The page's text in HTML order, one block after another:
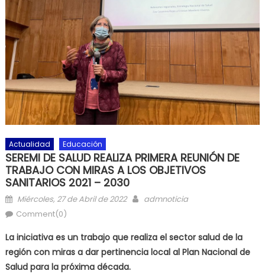
Actualidad Educación
SEREMI DE SALUD REALIZA PRIMERA REUNIÓN DE
TRABAJO CON MIRAS A LOS OBJETIVOS
SANITARIOS 2021 – 2030
Posted on
Miércoles, 27 de Abril de 2022 Author
admnoticia
Comment(0)
La iniciativa es un trabajo que realiza el sector salud de la
región con miras a dar pertinencia local al Plan Nacional de
Salud para la próxima década.